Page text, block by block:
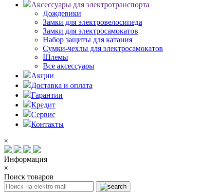
Аксессуары для электротранспорта
Дождевики
Замки для электровелосипеда
Замки для электросамокатов
Набор защиты для катания
Сумки-чехлы для электросамокатов
Шлемы
Все аксессуары
Акции
Доставка и оплата
Гарантии
Кредит
Сервис
Контакты
×
Информация
×
Поиск товаров